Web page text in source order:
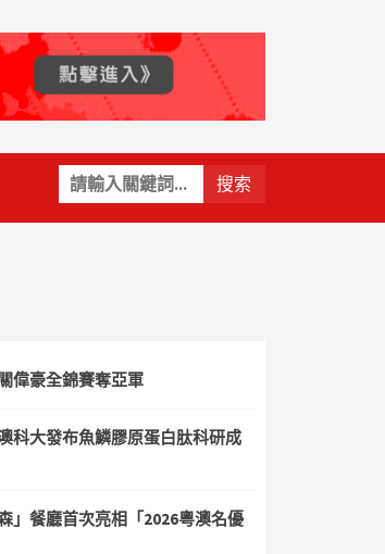
關
鍵
字:
偉豪全錦賽奪亞軍
科大發布魚鱗膠原蛋白肽科研成
」餐廳首次亮相「2026粵澳名優